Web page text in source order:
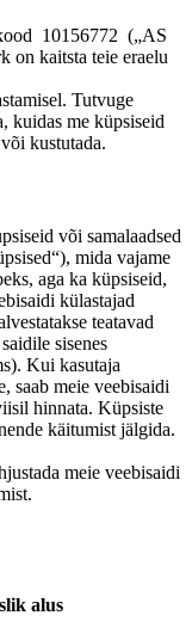
10156772 („AS
on kaitsta teie eraelu
Tutvuge
kuidas me küpsiseid
kustutada.
või samalaadsed
mida vajame
aga ka küpsiseid,
külastajad
teatavad
sisenes
Kui kasutaja
saab meie veebisaidi
hinnata. Küpsiste
käitumist jälgida.
meie veebisaidi
alus